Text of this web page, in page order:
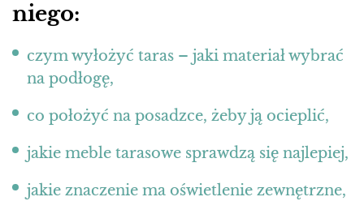
niego:
czym wyłożyć taras – jaki materiał wybrać
na podłogę,
co położyć na posadzce, żeby ją ocieplić,
jakie meble tarasowe sprawdzą się najlepiej,
jakie znaczenie ma oświetlenie zewnętrzne,